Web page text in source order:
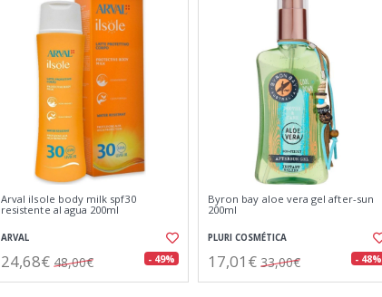
Arval ilsole body milk spf30
resistente al agua 200ml
ARVAL
24,68€ 48,00€ - 49%
Byron bay aloe vera gel after-sun
200ml
PLURI COSMÉTICA
17,01€ 33,00€ - 48%